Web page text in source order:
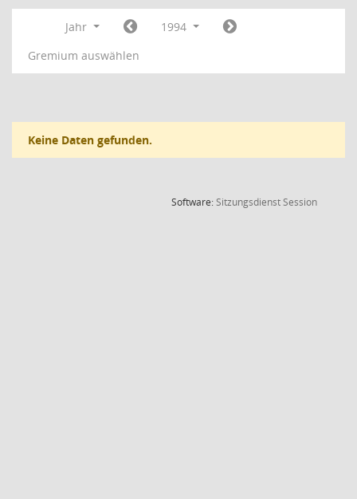
Jahr
1994
Gremium auswählen
Keine Daten gefunden.
Software:SitzungsdienstSession(Wird in